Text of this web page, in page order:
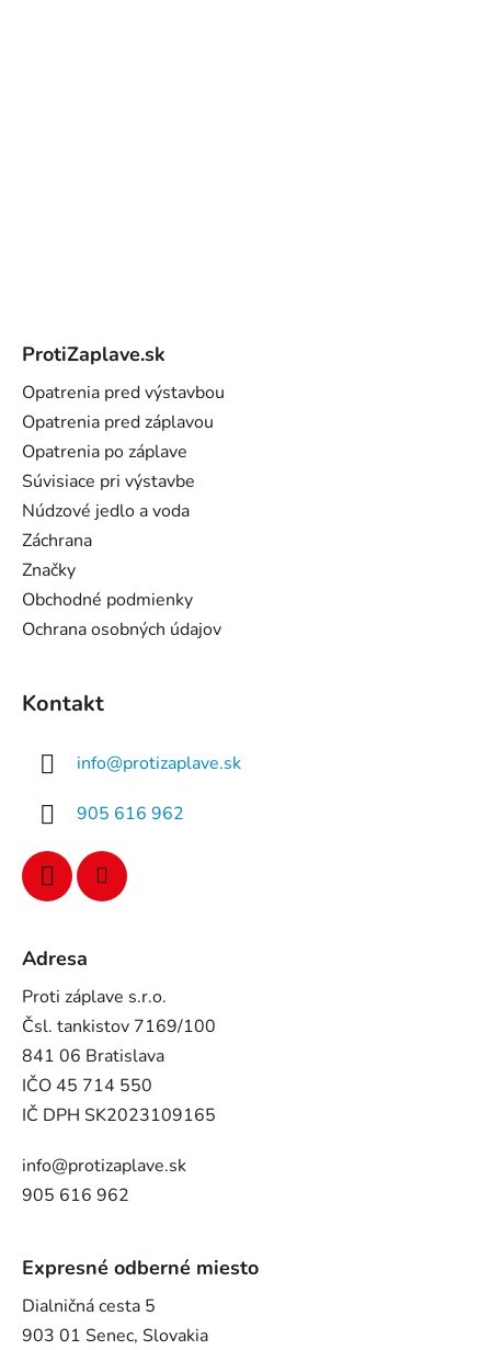
ProtiZaplave.sk
Opatrenia pred výstavbou
Opatrenia pred záplavou
Opatrenia po záplave
Súvisiace pri výstavbe
Núdzové jedlo a voda
Záchrana
Značky
Obchodné podmienky
Ochrana osobných údajov
Kontakt
info@protizaplave.sk
905 616 962
Adresa
Proti záplave s.r.o.
Čsl. tankistov 7169/100
841 06 Bratislava
IČO 45 714 550
IČ DPH SK2023109165
info@protizaplave.sk
905 616 962
Expresné odberné miesto
Dialničná cesta 5
903 01 Senec, Slovakia